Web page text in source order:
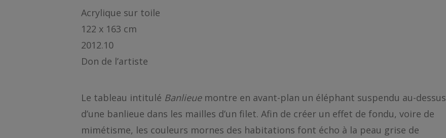
Acrylique sur toile
122 x 163 cm
2012.10
Don de l’artiste
Le tableau intitulé Banlieuemontre en avant-plan un éléphant suspendu au-dessus
d’une banlieue dans les mailles d’un filet. Afin de créer un effet de fondu, voire de
mimétisme, les couleurs mornes des habitations font écho à la peau grise de